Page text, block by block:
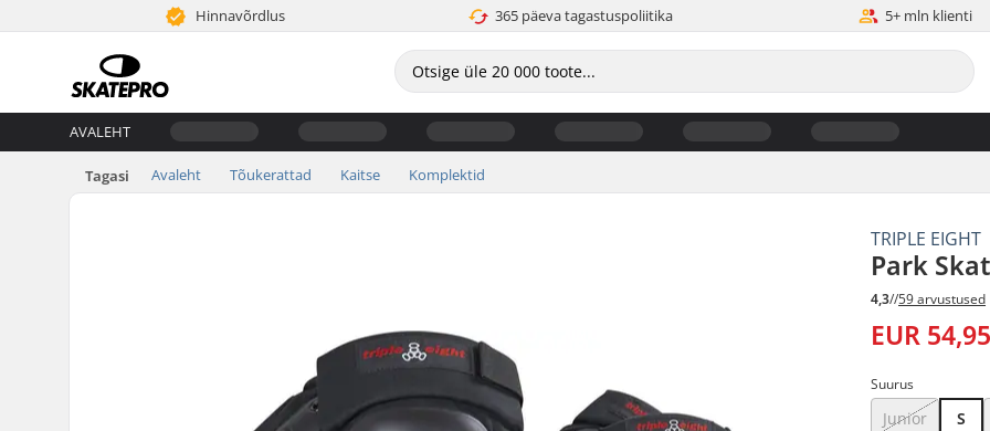
Hinnavõrdlus 365 päeva tagastuspoliitika 5+ mln klienti
AVALEHT
Tagasi Avaleht Tõukerattad Kaitse Komplektid
TRIPLE EIGHT
Park
4,3//59 arvustused
EUR
Suurus
Junior S